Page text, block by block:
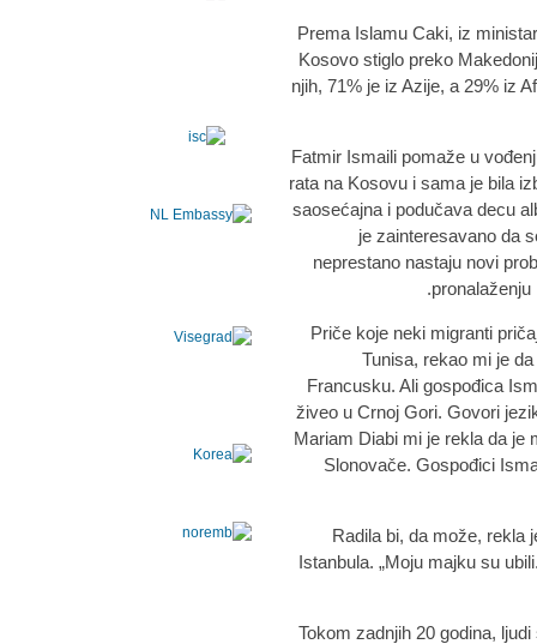
Prema Islamu Caki, iz
Kosovo stiglo preko
njih, 71% je iz Azije, a 29% iz
Fatmir Ismaili pomaže u
rata na Kosovu i sama je bila
saosećajna i podučava decu
je zainteresavano da
neprestano nastaju novi
Priče koje neki migranti
Tunisa, rekao mi je
Francusku. Ali gospođica
živeo u Crnoj Gori. Govori
Mariam Diabi mi je rekla da je
Slonovače. Gospođici
Radila bi, da može, rekla
Istanbula. „Moju majku su
Tokom zadnjih 20 godina,